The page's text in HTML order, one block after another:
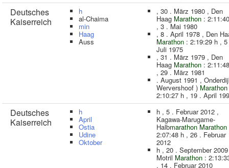
Deutsches
Kaiserreich
h
al-Chaima
min
Haag
Auss
, 30 . März 1980 , Den
Haag Marathon :
, 3 . Mai 1980
, 8 . April 1978 , Den
Marathon : 2:19:29 h ,
Juli 1975
, 31 . März 1979 , Den
Haag Marathon :
, 29 . März 1981
. August 1991 ,
Wervershoof ) Marathon
2:10:27 h , 19 . April
Deutsches
Kaiserreich
h
April
Ostia
Udine
Oktober
h , 5 . Februar 2012 ,
Kagawa-Marugame-
Halbmarathon Marathon
2:07:48 h , 26 . Februar
2012
h , 20 . September
Motril Marathon :
, 14 . Februar 2010